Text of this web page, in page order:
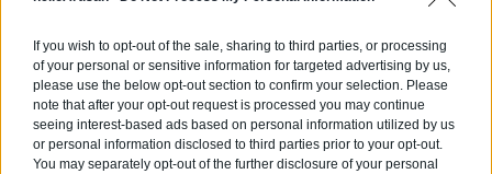
If you wish to opt-out of the sale, sharing to third parties, or processing
of your personal or sensitive information for targeted advertising by us,
please use the below opt-out section to confirm your selection. Please
note that after your opt-out request is processed you may continue
seeing interest-based ads based on personal information utilized by us
or personal information disclosed to third parties prior to your opt-out.
You may separately opt-out of the further disclosure of your personal
Labels et certifications : RGE
Partenaire
NEW BUILDING